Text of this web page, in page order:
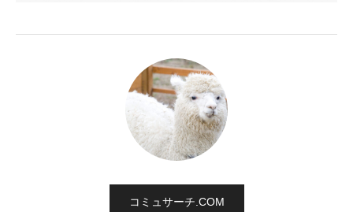
コミュサーチ.COM